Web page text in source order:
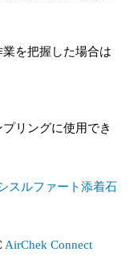
を把握した場合は
リングに使用でき
スルファート添着⽯
AirChek Connect